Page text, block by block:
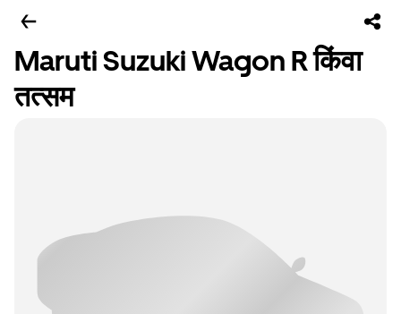
Maruti Suzuki Wagon R किंवा
तत्सम